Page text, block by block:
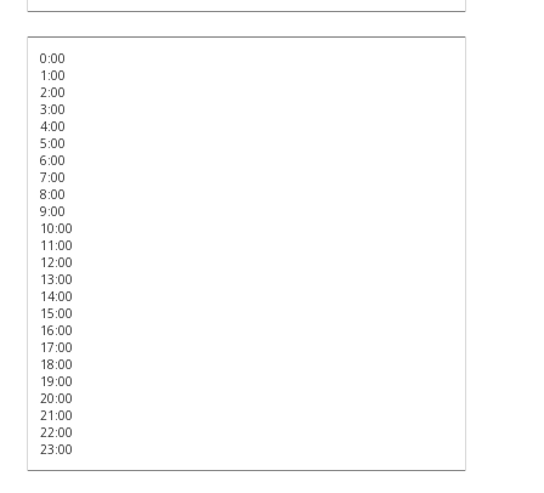
0:00
1:00
2:00
3:00
4:00
5:00
6:00
7:00
8:00
9:00
10:00
11:00
12:00
13:00
14:00
15:00
16:00
17:00
18:00
19:00
20:00
21:00
22:00
23:00